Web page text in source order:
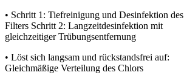
• Schritt 1: Tiefreinigung und Desinfektion des
Filters Schritt 2: Langzeitdesinfektion mit
gleichzeitiger Trübungsentfernung
• Löst sich langsam und rückstandsfrei auf:
Gleichmäßige Verteilung des Chlors